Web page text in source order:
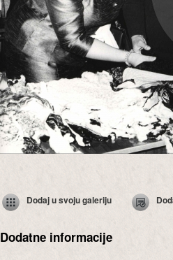
Dodaj u svoju galeriju
Dodatne informacije